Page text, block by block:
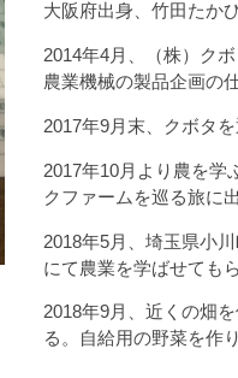
大阪府出身、竹田たかひ
2014年4月、（株）ク
農業機械の製品企画の
2017年9月末、クボタを
2017年10月より農を学
クファームを巡る旅に出
2018年5月、埼玉県小
にて農業を学ばせてもら
2018年9月、近くの畑
る。自給用の野菜を作